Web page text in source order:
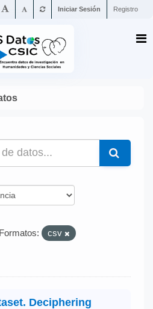
Iniciar Sesión Registro
Formatos: csv
Deciphering